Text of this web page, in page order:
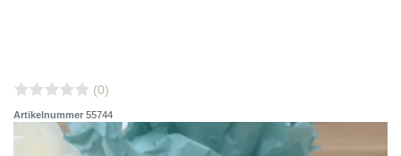
(0)
Artikelnummer 55744